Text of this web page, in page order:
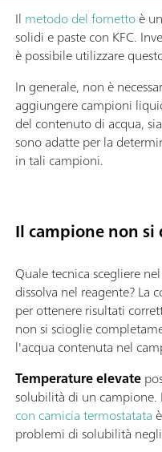
Il metodo del fornettoè
solidi e paste con KFC.
è possibile utilizzare
In generale, non è
aggiungere campioni
del contenuto di acqua,
sono adatte per la
in tali campioni.
Il campione non si
Quale tecnica scegliere
dissolva nel reagente? La
per ottenere risultati
non si scioglie
l'acqua contenuta nel
Temperature elevate
solubilità di un campione.
con camicia termostatata
problemi di solubilità